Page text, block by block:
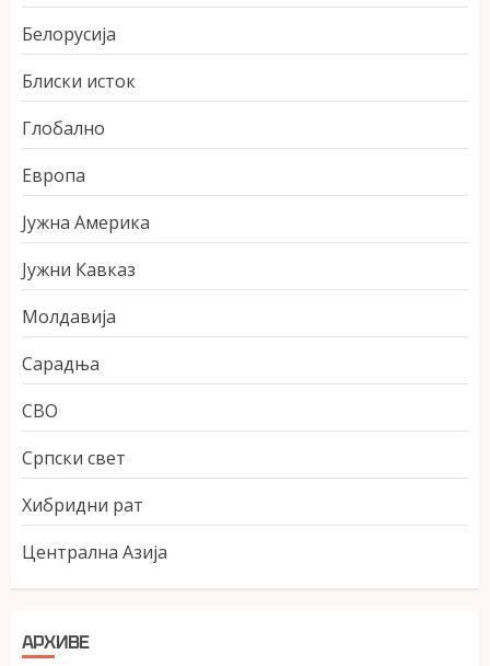
Белорусија
Блиски исток
Глобално
Европа
Јужна Америка
Јужни Кавказ
Молдавија
Сарадња
СВО
Српски свет
Хибридни рат
Централна Азија
АРХИВЕ